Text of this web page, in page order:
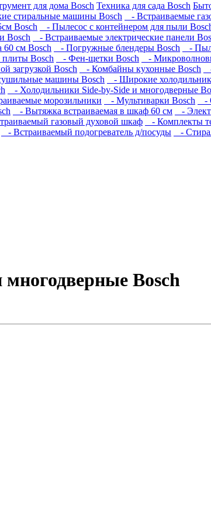
для дома Bosch Техника для сада Bosch
стиральные машины Bosch - Встраиваемые
Bosch - Пылесос с контейнером для пыли
Bosch - Встраиваемые электрические панели
см Bosch - Погружные блендеры Bosch -
Bosch - Фен-щетки Bosch -
загрузкой Bosch - Комбайны кухонные Bosch
машины Bosch - Широкие
- Холодильники Side-by-Side и многодверные
морозильники - Мультиварки Bosch -
- Вытяжка встраиваемая в шкаф 60 см -
газовый духовой шкаф - Комплекты
- Встраиваемый подогреватель д/посуды -
Bosch